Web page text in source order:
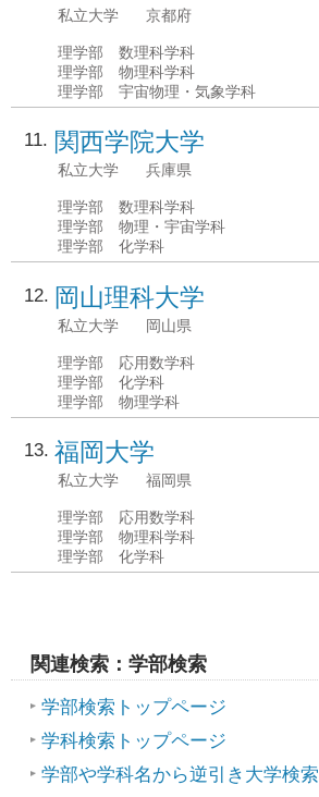
私立大学 京都府
理学部 数理科学科
理学部 物理科学科
理学部 宇宙物理・気象学科
11 関西学院大学
私立大学 兵庫県
理学部 数理科学科
理学部 物理・宇宙学科
理学部 化学科
12 岡山理科大学
私立大学 岡山県
理学部 応用数学科
理学部 化学科
理学部 物理学科
13 福岡大学
私立大学 福岡県
理学部 応用数学科
理学部 物理科学科
理学部 化学科
関連検索：学部検索
学部検索トップページ
学科検索トップページ
学部や学科名から逆引き大学検索